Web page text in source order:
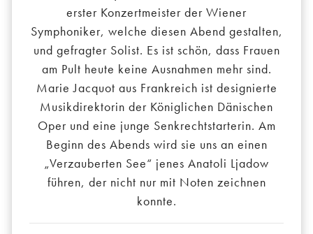
erster Konzertmeister der Wiener
Symphoniker, welche diesen Abend gestalten,
und gefragter Solist. Es ist schön, dass Frauen
am Pult heute keine Ausnahmen mehr sind.
Marie Jacquot aus Frankreich ist designierte
Musikdirektorin der Königlichen Dänischen
Oper und eine junge Senkrechtstarterin. Am
Beginn des Abends wird sie uns an einen
„Verzauberten See“ jenes Anatoli Ljadow
führen, der nicht nur mit Noten zeichnen
konnte.